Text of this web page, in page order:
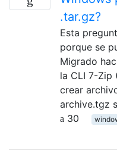
.tar.gz?
Esta
porque se
Migrado
la CLI 7-Zip
crear
archive.tgz
30